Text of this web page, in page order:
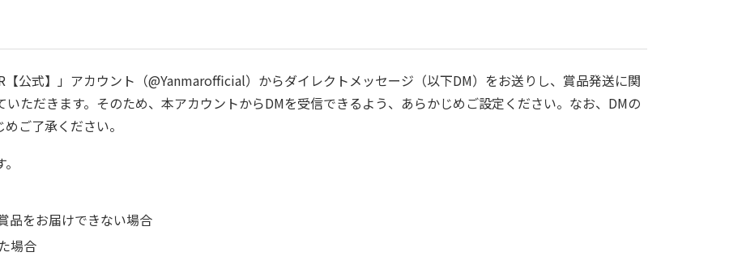
【公式】」アカウント（@Yanmarofficial）からダイレクトメッセージ（以下DM）をお送りし、賞品発送に関
ただきます。そのため、本アカウントからDMを受信できるよう、あらかじめご設定ください。なお、DMの
ご了承ください。
品をお届けできない場合
場合